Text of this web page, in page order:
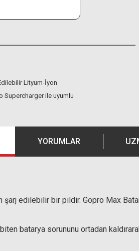
Lityum-İyon
Supercharger ile uyumlu
YORUMLAR
edilebilir bir pildir. Gopro Max
batarya sorununu ortadan